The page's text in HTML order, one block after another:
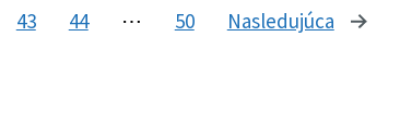
43 44 ⋯ 50 Nasledujúca